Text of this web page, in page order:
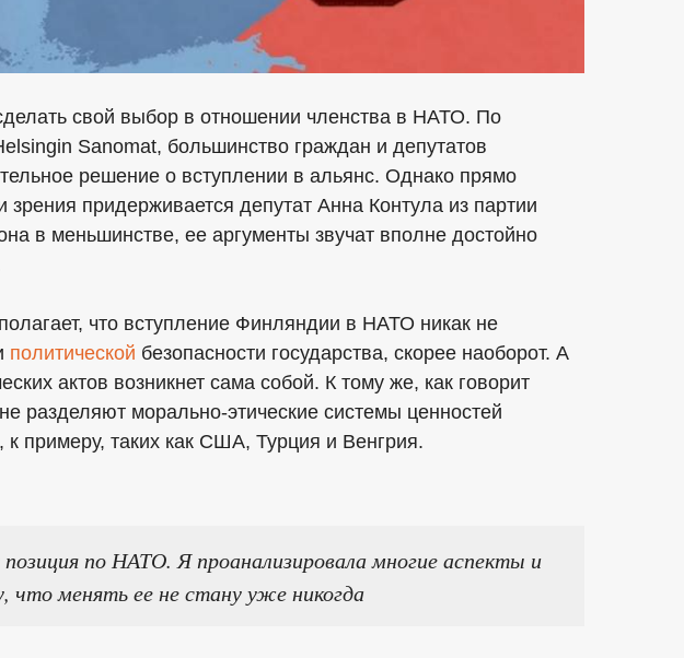
свой выбор в отношении членства в НАТО. По
Sanomat, большинство граждан и депутатов
решение о вступлении в альянс. Однако прямо
зрения придерживается депутат Анна Контула из партии
в меньшинстве, ее аргументы звучат вполне достойно
что вступление Финляндии в НАТО никак не
политической безопасности государства, скорее наоборот. А
актов возникнет сама собой. К тому же, как говорит
разделяют морально-этические системы ценностей
примеру, таких как США, Турция и Венгрия.
по НАТО. Я проанализировала многие аспекты и
менять ее не стану уже никогда